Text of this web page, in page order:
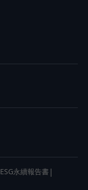
ESG永續報告書 |